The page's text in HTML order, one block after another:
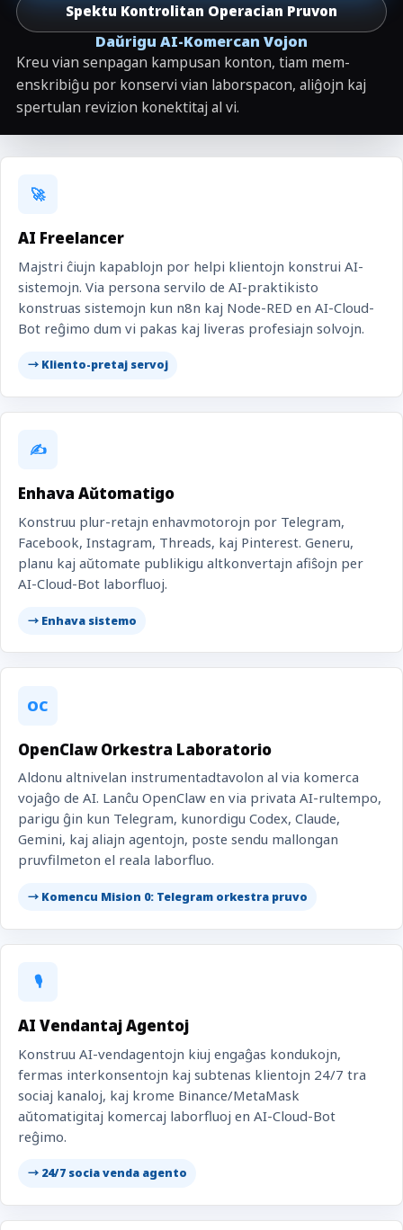
Spektu Kontrolitan Operacian Pruvon
Daŭrigu AI-Komercan Vojon
Kreu vian senpagan kampusan konton, tiam mem-
enskribiĝu por konservi vian laborspacon, aliĝojn kaj
spertulan revizion konektitaj al vi.
🚀
AI Freelancer
Majstri ĉiujn kapablojn por helpi klientojn konstrui AI-
sistemojn. Via persona servilo de AI-praktikisto
konstruas sistemojn kun n8n kaj Node-RED en AI-Cloud-
Bot reĝimo dum vi pakas kaj liveras profesiajn solvojn.
→ Kliento-pretaj servoj
✍️
Enhava Aŭtomatigo
Konstruu plur-retajn enhavmotorojn por Telegram,
Facebook, Instagram, Threads, kaj Pinterest. Generu,
planu kaj aŭtomate publikigu altkonvertajn afiŝojn per
AI-Cloud-Bot laborfluoj.
→ Enhava sistemo
OC
OpenClaw Orkestra Laboratorio
Aldonu altnivelan instrumentadtavolon al via komerca
vojaĝo de AI. Lanĉu OpenClaw en via privata AI-rultempo,
parigu ĝin kun Telegram, kunordigu Codex, Claude,
Gemini, kaj aliajn agentojn, poste sendu mallongan
pruvfilmeton el reala laborfluo.
→ Komencu Mision 0: Telegram orkestra pruvo
🎙️
AI Vendantaj Agentoj
Konstruu AI-vendagentojn kiuj engaĝas kondukojn,
fermas interkonsentojn kaj subtenas klientojn 24/7 tra
sociaj kanaloj, kaj krome Binance/MetaMask
aŭtomatigitaj komercaj laborfluoj en AI-Cloud-Bot
reĝimo.
→ 24/7 socia venda agento